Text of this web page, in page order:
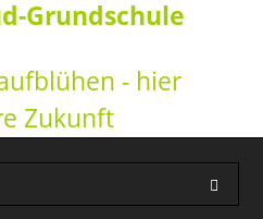
Grundschule
- hier
Zukunft